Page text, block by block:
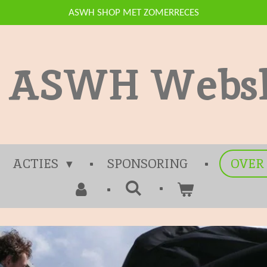
ASWH SHOP MET ZOMERRECES
ASWH
ACTIES SPONSORING